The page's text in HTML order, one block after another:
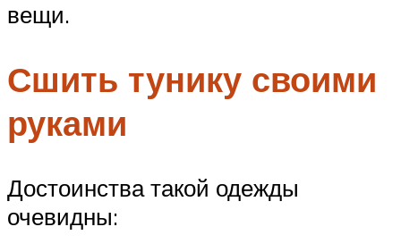
вещи.
Сшить тунику своими
руками
Достоинства такой одежды
очевидны: